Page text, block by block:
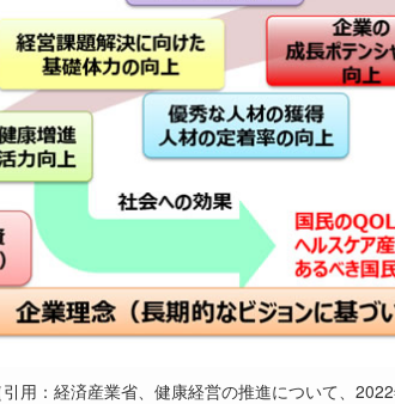
用：経済産業省、健康経営の推進について、 2022